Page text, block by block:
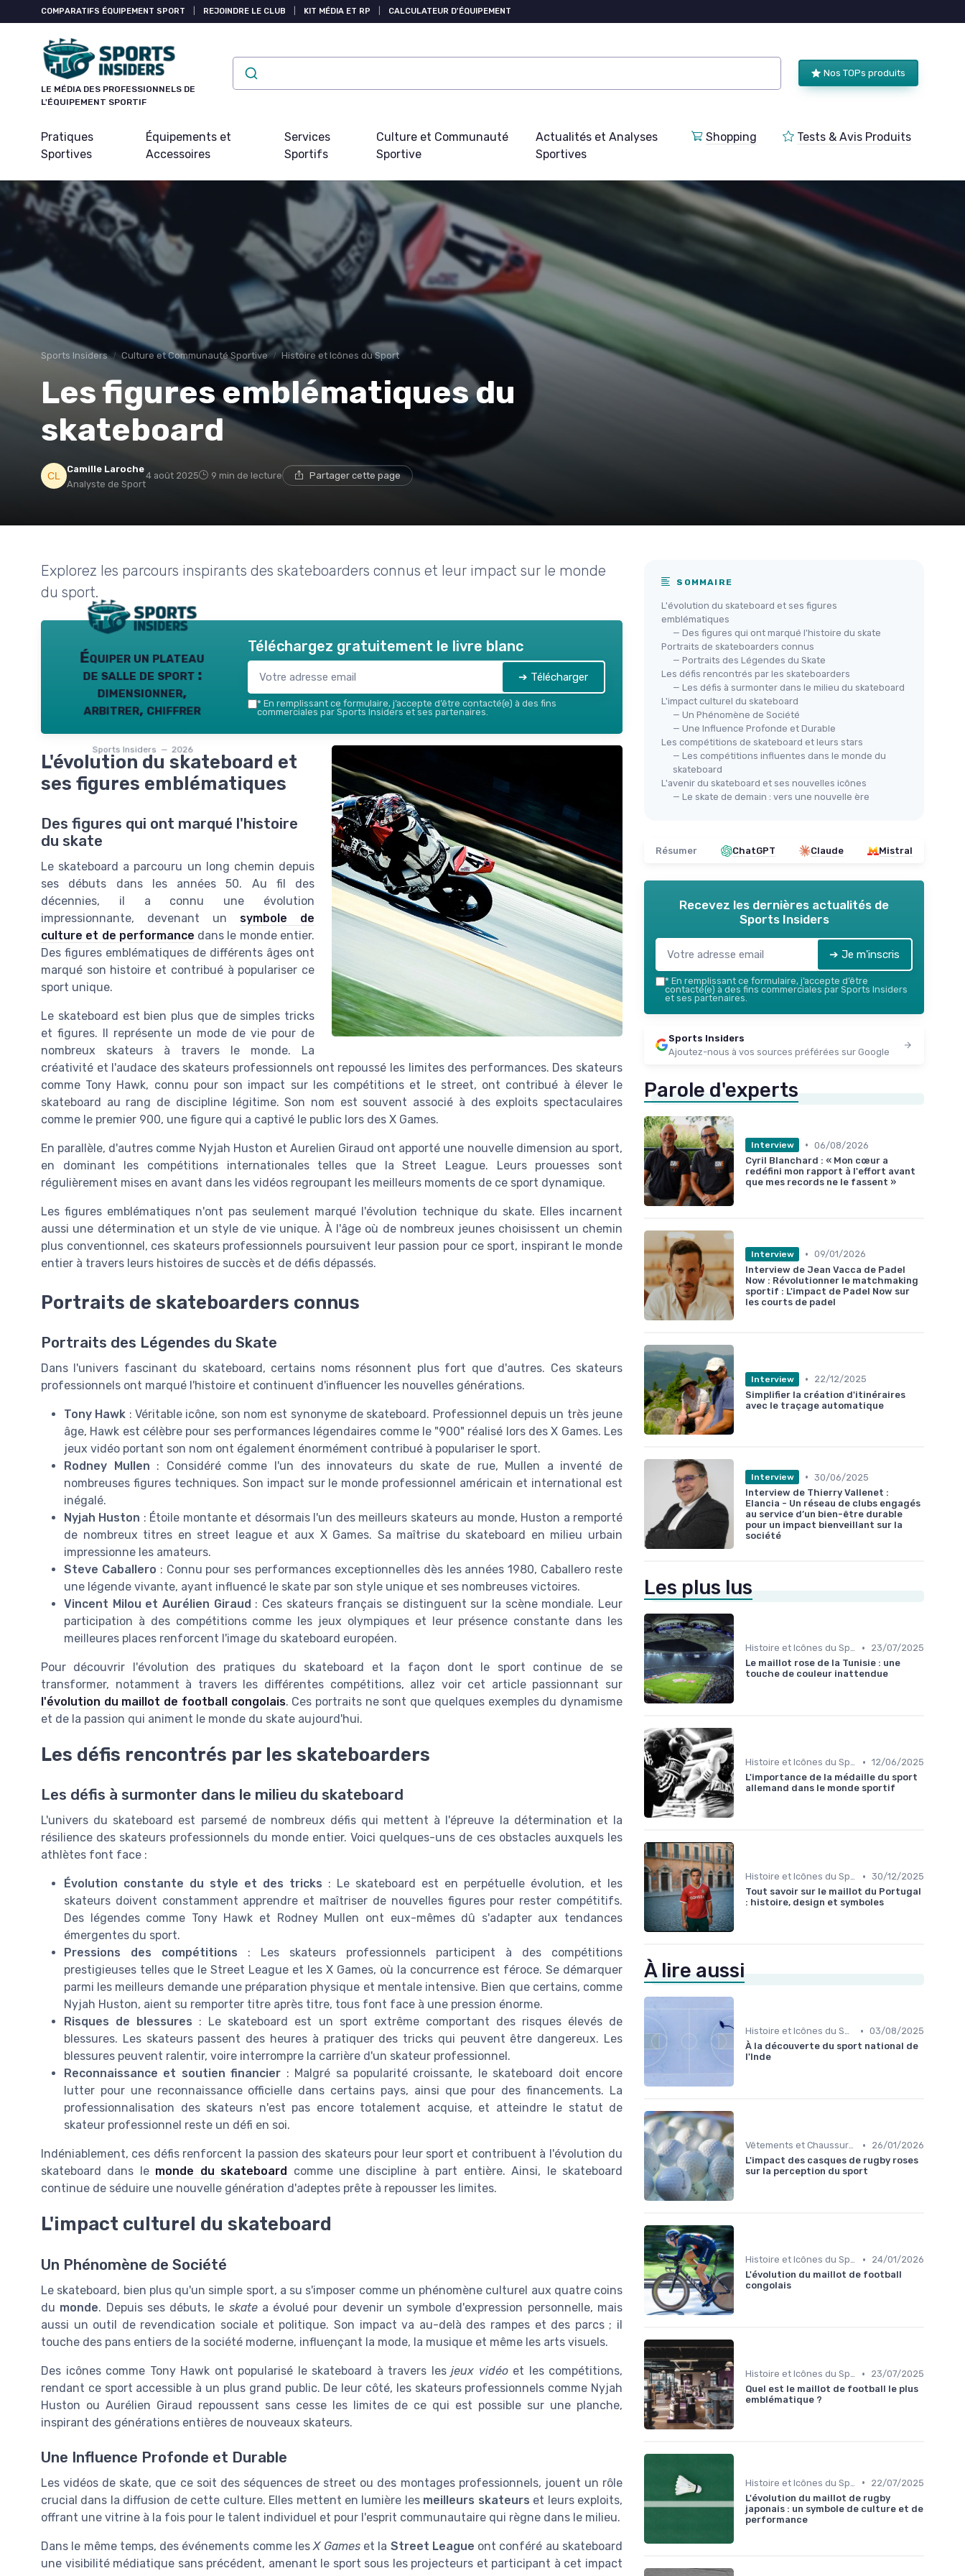
COMPARATIFS ÉQUIPEMENT SPORT REJOINDRE LE CLUB KIT MÉDIA ET RP CALCULATEUR D'ÉQUIPEMENT
LE MÉDIA DES PROFESSIONNELS DE
L'ÉQUIPEMENT SPORTIF
Nos TOPs produits
Pratiques
Sportives
Équipements et
Accessoires
Services
Sportifs
Culture et Communauté
Sportive
Actualités et Analyses
Sportives
Shopping Tests & Avis Produits
Sports Insiders Culture et Communauté Sportive Histoire et Icônes du Sport
Les figures emblématiques du
skateboard
Camille Laroche
Analyste de Sport
4 août 2025 9 min de lecture Partager cette page
Explorez les parcours inspirants des skateboarders connus et leur impact sur le monde
du sport.
Équiper un plateau
de salle de sport :
dimensionner,
arbitrer, chiffrer
Sports Insiders — 2026
Téléchargez gratuitement le livre blanc
➔ Télécharger
* En remplissant ce formulaire, j’accepte d’être contacté(e) à des fins
commerciales par Sports Insiders et ses partenaires.
L'évolution du skateboard et
ses figures emblématiques
Des figures qui ont marqué l'histoire
du skate
Le skateboard a parcouru un long chemin depuis
ses débuts dans les années 50. Au fil des
décennies, il a connu une évolution
impressionnante, devenant un symbole de
culture et de performance dans le monde entier.
Des figures emblématiques de différents âges ont
marqué son histoire et contribué à populariser ce
sport unique.
Le skateboard est bien plus que de simples tricks
et figures. Il représente un mode de vie pour de
nombreux skateurs à travers le monde. La
créativité et l'audace des skateurs professionnels ont repoussé les limites des performances. Des skateurs
comme Tony Hawk, connu pour son impact sur les compétitions et le street, ont contribué à élever le
skateboard au rang de discipline légitime. Son nom est souvent associé à des exploits spectaculaires
comme le premier 900, une figure qui a captivé le public lors des X Games.
En parallèle, d'autres comme Nyjah Huston et Aurelien Giraud ont apporté une nouvelle dimension au sport,
en dominant les compétitions internationales telles que la Street League. Leurs prouesses sont
régulièrement mises en avant dans les vidéos regroupant les meilleurs moments de ce sport dynamique.
Les figures emblématiques n'ont pas seulement marqué l'évolution technique du skate. Elles incarnent
aussi une détermination et un style de vie unique. À l'âge où de nombreux jeunes choisissent un chemin
plus conventionnel, ces skateurs professionnels poursuivent leur passion pour ce sport, inspirant le monde
entier à travers leurs histoires de succès et de défis dépassés.
Portraits de skateboarders connus
Portraits des Légendes du Skate
Dans l'univers fascinant du skateboard, certains noms résonnent plus fort que d'autres. Ces skateurs
professionnels ont marqué l'histoire et continuent d'influencer les nouvelles générations.
Tony Hawk : Véritable icône, son nom est synonyme de skateboard. Professionnel depuis un très jeune
âge, Hawk est célèbre pour ses performances légendaires comme le "900" réalisé lors des X Games. Les
jeux vidéo portant son nom ont également énormément contribué à populariser le sport.
Rodney Mullen : Considéré comme l'un des innovateurs du skate de rue, Mullen a inventé de
nombreuses figures techniques. Son impact sur le monde professionnel américain et international est
inégalé.
Nyjah Huston : Étoile montante et désormais l'un des meilleurs skateurs au monde, Huston a remporté
de nombreux titres en street league et aux X Games. Sa maîtrise du skateboard en milieu urbain
impressionne les amateurs.
Steve Caballero : Connu pour ses performances exceptionnelles dès les années 1980, Caballero reste
une légende vivante, ayant influencé le skate par son style unique et ses nombreuses victoires.
Vincent Milou et Aurélien Giraud : Ces skateurs français se distinguent sur la scène mondiale. Leur
participation à des compétitions comme les jeux olympiques et leur présence constante dans les
meilleures places renforcent l'image du skateboard européen.
Pour découvrir l'évolution des pratiques du skateboard et la façon dont le sport continue de se
transformer, notamment à travers les différentes compétitions, allez voir cet article passionnant sur
l'évolution du maillot de football congolais. Ces portraits ne sont que quelques exemples du dynamisme
et de la passion qui animent le monde du skate aujourd'hui.
Les défis rencontrés par les skateboarders
Les défis à surmonter dans le milieu du skateboard
L'univers du skateboard est parsemé de nombreux défis qui mettent à l'épreuve la détermination et la
résilience des skateurs professionnels du monde entier. Voici quelques-uns de ces obstacles auxquels les
athlètes font face :
Évolution constante du style et des tricks : Le skateboard est en perpétuelle évolution, et les
skateurs doivent constamment apprendre et maîtriser de nouvelles figures pour rester compétitifs.
Des légendes comme Tony Hawk et Rodney Mullen ont eux-mêmes dû s'adapter aux tendances
émergentes du sport.
Pressions des compétitions : Les skateurs professionnels participent à des compétitions
prestigieuses telles que le Street League et les X Games, où la concurrence est féroce. Se démarquer
parmi les meilleurs demande une préparation physique et mentale intensive. Bien que certains, comme
Nyjah Huston, aient su remporter titre après titre, tous font face à une pression énorme.
Risques de blessures : Le skateboard est un sport extrême comportant des risques élevés de
blessures. Les skateurs passent des heures à pratiquer des tricks qui peuvent être dangereux. Les
blessures peuvent ralentir, voire interrompre la carrière d'un skateur professionnel.
Reconnaissance et soutien financier : Malgré sa popularité croissante, le skateboard doit encore
lutter pour une reconnaissance officielle dans certains pays, ainsi que pour des financements. La
professionnalisation des skateurs n'est pas encore totalement acquise, et atteindre le statut de
skateur professionnel reste un défi en soi.
Indéniablement, ces défis renforcent la passion des skateurs pour leur sport et contribuent à l'évolution du
skateboard dans le monde du skateboard
comme une discipline à part entière. Ainsi, le skateboard
continue de séduire une nouvelle génération d'adeptes prête à repousser les limites.
L'impact culturel du skateboard
Un Phénomène de Société
Le skateboard, bien plus qu'un simple sport, a su s'imposer comme un phénomène culturel aux quatre coins
du monde. Depuis ses débuts, le skatea évolué pour devenir un symbole d'expression personnelle, mais
aussi un outil de revendication sociale et politique. Son impact va au-delà des rampes et des parcs ; il
touche des pans entiers de la société moderne, influençant la mode, la musique et même les arts visuels.
Des icônes comme Tony Hawk ont popularisé le skateboard à travers les jeux vidéoet les compétitions,
rendant ce sport accessible à un plus grand public. De leur côté, les skateurs professionnels comme Nyjah
Huston ou Aurélien Giraud repoussent sans cesse les limites de ce qui est possible sur une planche,
inspirant des générations entières de nouveaux skateurs.
Une Influence Profonde et Durable
Les vidéos de skate, que ce soit des séquences de street ou des montages professionnels, jouent un rôle
crucial dans la diffusion de cette culture. Elles mettent en lumière les meilleurs skateurs et leurs exploits,
offrant une vitrine à la fois pour le talent individuel et pour l'esprit communautaire qui règne dans le milieu.
Dans le même temps, des événements comme lesX Gameset la Street League ont conféré au skateboard
une visibilité médiatique sans précédent, amenant le sport sous les projecteurs et participant à cet impact
SOMMAIRE
L'évolution du skateboard et ses figures
emblématiques
— Des figures qui ont marqué l'histoire du skate
Portraits de skateboarders connus
— Portraits des Légendes du Skate
Les défis rencontrés par les skateboarders
— Les défis à surmonter dans le milieu du skateboard
L'impact culturel du skateboard
— Un Phénomène de Société
— Une Influence Profonde et Durable
Les compétitions de skateboard et leurs stars
— Les compétitions influentes dans le monde du
skateboard
L'avenir du skateboard et ses nouvelles icônes
— Le skate de demain : vers une nouvelle ère
Résumer ChatGPT Claude Mistral
Recevez les dernières actualités de
Sports Insiders
➔ Je m'inscris
* En remplissant ce formulaire, j’accepte d’être
contacté(e) à des fins commerciales par Sports Insiders
et ses partenaires.
Sports Insiders
Ajoutez-nous à vos sources préférées sur Google
Parole d'experts
Interview • 06/08/2026
Cyril Blanchard : « Mon cœur a
redéfini mon rapport à l'effort avant
que mes records ne le fassent »
Interview • 09/01/2026
Interview de Jean Vacca de Padel
Now : Révolutionner le matchmaking
sportif : L'impact de Padel Now sur
les courts de padel
Interview •
22/12/2025
Simplifier la création d'itinéraires
avec le traçage automatique
Interview • 30/06/2025
Interview de Thierry Vallenet :
Elancia - Un réseau de clubs engagés
au service d’un bien-être durable
pour un impact bienveillant sur la
société
Les plus lus
Histoire et Icônes du Sport •
23/07/2025
Le maillot rose de la Tunisie : une
touche de couleur inattendue
Histoire et Icônes du Sport • 12/06/2025
L'importance de la médaille du sport
allemand dans le monde sportif
Histoire et Icônes du Sport • 30/12/2025
Tout savoir sur le maillot du Portugal
: histoire, design et symboles
À lire aussi
Histoire et Icônes du Sport • 03/08/2025
À la découverte du sport national de
l'Inde
Vêtements et Chaussures de Sport •
26/01/2026
L'impact des casques de rugby roses
sur la perception du sport
Histoire et Icônes du Sport •
24/01/2026
L'évolution du maillot de football
congolais
Histoire et Icônes du Sport •
23/07/2025
Quel est le maillot de football le plus
emblématique ?
•
22/07/2025
L'évolution du maillot de rugby
japonais : un symbole de culture et de
performance
Panneau de gestion des cookies